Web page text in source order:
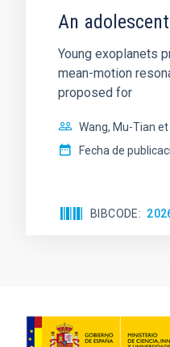
An
Young exoplanets
mean-motion
proposed for
Wang, Mu-Tian et
Fecha de
BIBCODE